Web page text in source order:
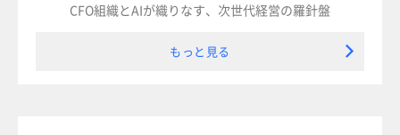
CFO組織とAIが織りなす、次世代経営の羅針盤
もっと見る